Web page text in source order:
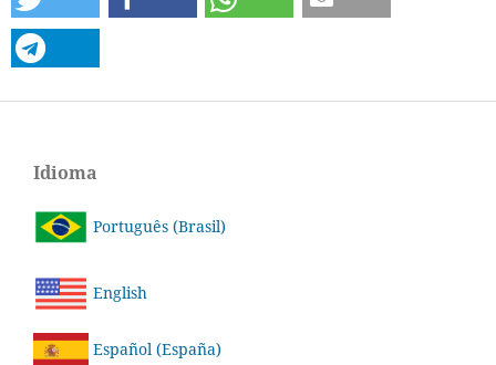
Idioma
Português (Brasil)
English
Español (España)